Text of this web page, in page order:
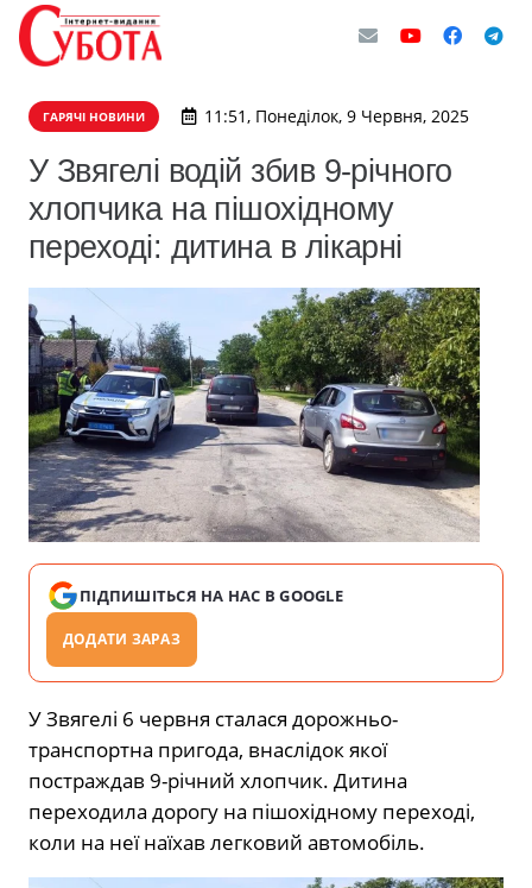
ГАРЯЧІ НОВИНИ 11:51, Понеділок, 9 Червня, 2025
У Звягелі водій збив 9-річного
хлопчика на пішохідному
переході: дитина в лікарні
ПІДПИШІТЬСЯ НА НАС В GOOGLE
ДОДАТИ ЗАРАЗ
У Звягелі 6 червня сталася дорожньо-
транспортна пригода, внаслідок якої
постраждав 9-річний хлопчик. Дитина
переходила дорогу на пішохідному переході,
коли на неї наїхав легковий автомобіль.